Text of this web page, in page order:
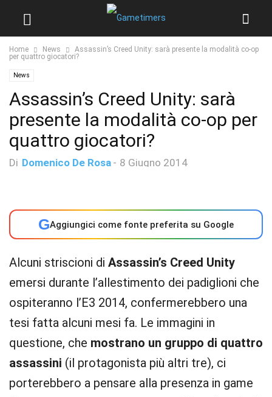
Home News
Assassin’s Creed Unity: sarà presente la modalità co-op
per quattro giocatori?
News
Assassin’s Creed Unity: sarà
presente la modalità co-op per
quattro giocatori?
Di Domenico De Rosa - 8 Giugno 2014
GAggiungici come fonte preferita su Google
Alcuni striscioni di Assassin’s Creed Unity
emersi durante l’allestimento dei padiglioni che
ospiteranno l’E3 2014, confermerebbero una
tesi fatta alcuni mesi fa. Le immagini in
questione, che mostrano un gruppo di quattro
assassini (il protagonista più altri tre), ci
porterebbero a pensare alla presenza in game